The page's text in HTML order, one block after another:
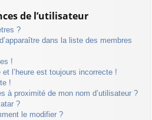
de l’utilisateur
?
dans la liste des membres
!
l’heure est toujours incorrecte !
!
à proximité de mon nom d’utilisateur ?
?
le modifier ?